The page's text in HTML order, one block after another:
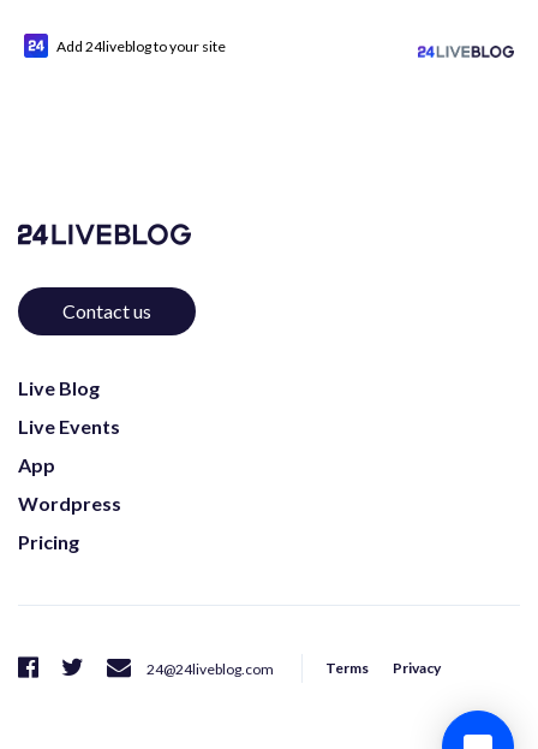
Add 24liveblog to your site
Contact us
Live Blog
Live Events
App
Wordpress
Pricing
24@24liveblog.com Terms Privacy